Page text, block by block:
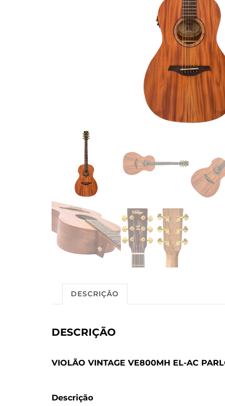
DESCRIÇÃO
DESCRIÇÃO
VIOLÃO VINTAGE VE800MH EL-AC
Descrição